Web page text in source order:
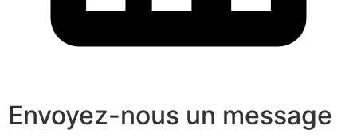
Envoyez-nous un message